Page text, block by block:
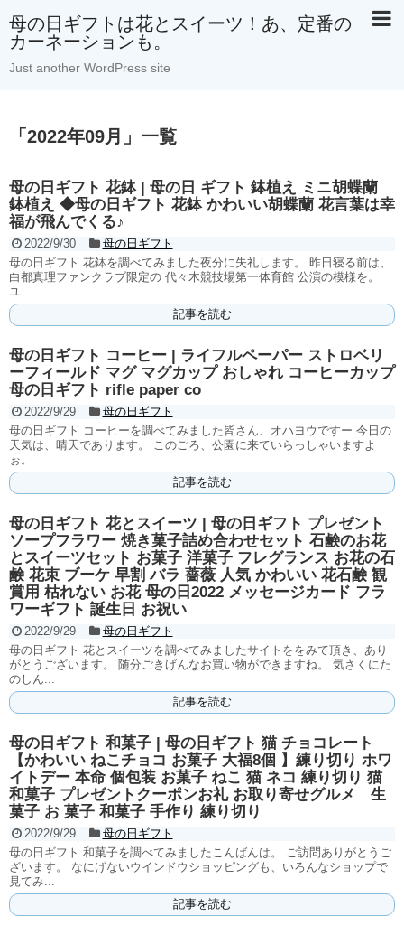
母の日ギフトは花とスイーツ！あ、定番の
カーネーションも。
Just another WordPress site
「 2022年09月 」 一覧
母の日ギフト 花鉢 | 母の日 ギフト 鉢植え ミニ胡蝶蘭
鉢植え ◆母の日ギフト 花鉢 かわいい胡蝶蘭 花言葉は幸
福が飛んでくる♪
2022/9/30
母の日ギフト
母の日ギフト 花鉢を調べてみました夜分に失礼します。 昨日寝る前は、
白都真理ファンクラブ限定の 代々木競技場第一体育館 公演の模様を。
ユ...
記事を読む
母の日ギフト コーヒー | ライフルペーパー ストロベリ
ーフィールド マグ マグカップ おしゃれ コーヒーカップ
母の日ギフト rifle paper co
2022/9/29
母の日ギフト
母の日ギフト コーヒーを調べてみました皆さん、オハヨウですー 今日の
天気は、晴天であります。 このごろ、公園に来ていらっしゃいますよ
ぉ。 ...
記事を読む
母の日ギフト 花とスイーツ | 母の日ギフト プレゼント
ソープフラワー 焼き菓子詰め合わせセット 石鹸のお花
とスイーツセット お菓子 洋菓子 フレグランス お花の石
鹸 花束 ブーケ 早割 バラ 薔薇 人気 かわいい 花石鹸 観
賞用 枯れない お花 母の日2022 メッセージカード フラ
ワーギフト 誕生日 お祝い
2022/9/29
母の日ギフト
母の日ギフト 花とスイーツを調べてみましたサイトををみて頂き、あり
がとうございます。 随分ごきげんなお買い物ができますね。 気さくにた
のしん...
記事を読む
母の日ギフト 和菓子 | 母の日ギフト 猫 チョコレート
【かわいい ねこチョコ お菓子 大福8個 】練り切り ホワ
イトデー 本命 個包装 お菓子 ねこ 猫 ネコ 練り切り 猫
和菓子 プレゼントクーポンお礼 お取り寄せグルメ 生
菓子 お 菓子 和菓子 手作り 練り切り
2022/9/29
母の日ギフト
母の日ギフト 和菓子を調べてみましたこんばんは。 ご訪問ありがとうご
ざいます。 なにげないウインドウショッピングも、いろんなショップで
見てみ...
記事を読む